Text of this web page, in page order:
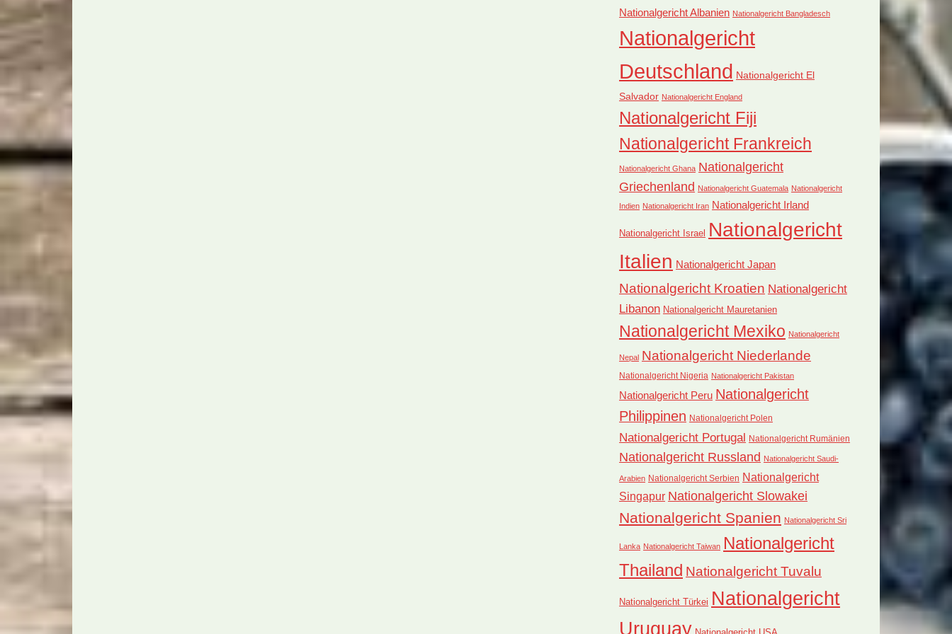
Nationalgericht Albanien Nationalgericht Bangladesch
Nationalgericht
Deutschland Nationalgericht El
Salvador Nationalgericht England
Nationalgericht Fiji
Nationalgericht Frankreich
Nationalgericht Ghana Nationalgericht
Griechenland Nationalgericht Guatemala Nationalgericht
Indien Nationalgericht Iran Nationalgericht Irland
Nationalgericht Israel Nationalgericht
Italien Nationalgericht Japan
Nationalgericht Kroatien Nationalgericht
Libanon Nationalgericht Mauretanien
Nationalgericht Mexiko Nationalgericht
Nepal Nationalgericht Niederlande
Nationalgericht Nigeria Nationalgericht Pakistan
Nationalgericht Peru Nationalgericht
Philippinen Nationalgericht Polen
Nationalgericht Portugal Nationalgericht Rumänien
Nationalgericht Russland Nationalgericht Saudi-
Arabien Nationalgericht Serbien Nationalgericht
Singapur Nationalgericht Slowakei
Nationalgericht Spanien Nationalgericht Sri
Lanka Nationalgericht Taiwan Nationalgericht
Thailand Nationalgericht Tuvalu
Nationalgericht Türkei Nationalgericht
Uruguay